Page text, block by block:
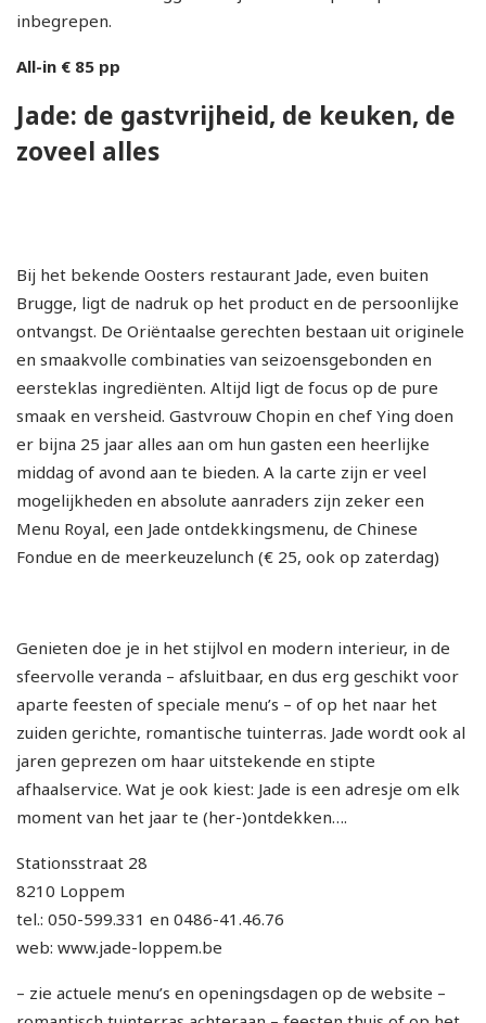
inbegrepen.
All-in € 85 pp
Jade: de gastvrijheid, de keuken, de
zoveel alles
Bij het bekende Oosters restaurant Jade, even buiten
Brugge, ligt de nadruk op het product en de persoonlijke
ontvangst. De Oriëntaalse gerechten bestaan uit originele
en smaakvolle combinaties van seizoensgebonden en
eersteklas ingrediënten. Altijd ligt de focus op de pure
smaak en versheid. Gastvrouw Chopin en chef Ying doen
er bijna 25 jaar alles aan om hun gasten een heerlijke
middag of avond aan te bieden. A la carte zijn er veel
mogelijkheden en absolute aanraders zijn zeker een
Menu Royal, een Jade ontdekkingsmenu, de Chinese
Fondue en de meerkeuzelunch (€ 25, ook op zaterdag)
Genieten doe je in het stijlvol en modern interieur, in de
sfeervolle veranda – afsluitbaar, en dus erg geschikt voor
aparte feesten of speciale menu’s – of op het naar het
zuiden gerichte, romantische tuinterras. Jade wordt ook al
jaren geprezen om haar uitstekende en stipte
afhaalservice. Wat je ook kiest: Jade is een adresje om elk
moment van het jaar te (her-)ontdekken….
Stationsstraat 28
8210 Loppem
tel.: 050-599.331 en 0486-41.46.76
web: www.jade-loppem.be
– zie actuele menu’s en openingsdagen op de website –